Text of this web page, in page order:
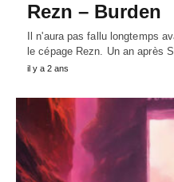
Rezn – Burden
Il n'aura pas fallu longtemps
le cépage Rezn. Un an après
il y a 2 ans